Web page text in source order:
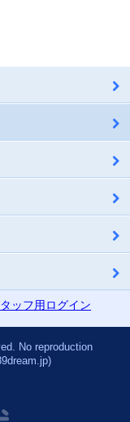
ッフ用ログイン
No reproduction